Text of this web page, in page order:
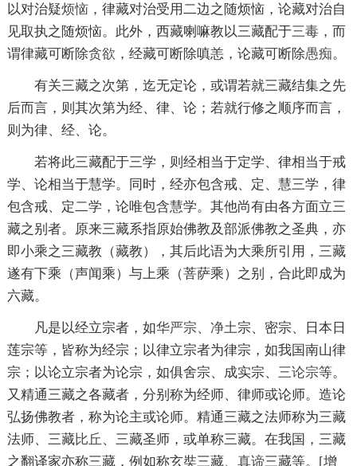
以对治疑烦恼，律藏对治受用二边之随烦恼，论藏对治自
见取执之随烦恼。此外，西藏喇嘛教以三藏配于三毒，而
谓律藏可断除贪欲 ，经藏可断除嗔恙，论藏可断除愚痴。
有关三藏之次第，迄无定论，或谓若就三藏结集之先
后而言，则其次第为经、律、论；若就行修之顺序而言，
则为律、经、论。
若将此三藏配于三学，则经相当于定学、律相当于戒
学、论相当于慧学。同时，经亦包含戒、定、慧三学，律
包含戒、定二学，论唯包含慧学。其他尚有由各方面立三
藏之别者。原来三藏系指原始佛教及部派佛教之圣典，亦
即小乘之三藏教（藏教），其后此语为大乘所引用，三藏
遂有下乘（声闻乘）与上乘（菩萨乘）之别，合此即成为
六藏。
凡是以经立宗者，如华严宗、 净土宗、密宗、日本日
莲宗等，皆称为经宗；以律立宗者为律宗，如我国南山律
宗；以论立宗者为论宗，如俱舍宗、成实宗、 三论宗等。
又精通三藏之各藏者，分别称为经师、律师或论师。造论
弘扬佛教者，称为论主或论师。精通三藏之法师称为三藏
法师、三藏比丘 、三藏圣师，或单称三藏。在我国，三藏
之翻译家亦称三藏，例如称玄奘三藏、 真谛三藏等。[增